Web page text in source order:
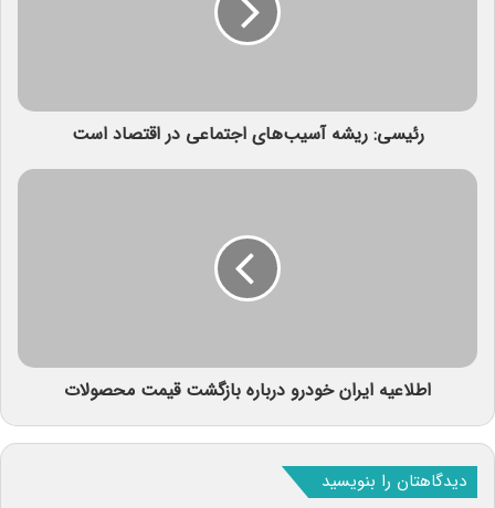
رئیسی: ریشه آسیب‌های اجتماعی در اقتصاد است
اطلاعیه ایران خودرو درباره بازگشت قیمت محصولات
دیدگاهتان را بنویسید